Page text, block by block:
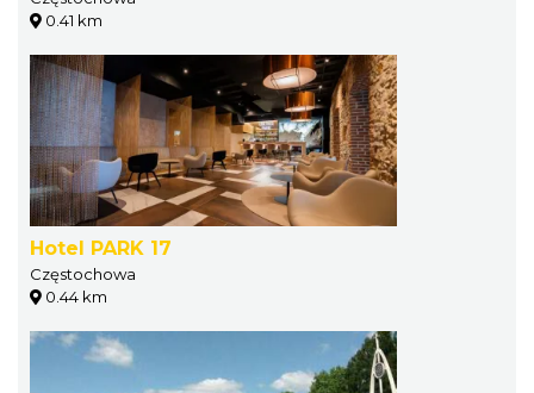
0.41 km
Hotel PARK 17
Częstochowa
0.44 km